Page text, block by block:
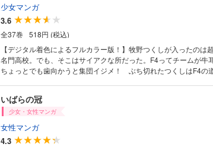
少女マンガ
3.6
全37巻
518円 (税込)
【デジタル着色によるフルカラー版！】牧野つくしが入ったのは
名門高校。でも、そこはサイアクな所だった。F4ってチームが牛耳
ちょっとでも歯向かうと集団イジメ！ ぶち切れたつくしはF4の
いばらの冠
少女・女性マンガ
女性マンガ
4.3